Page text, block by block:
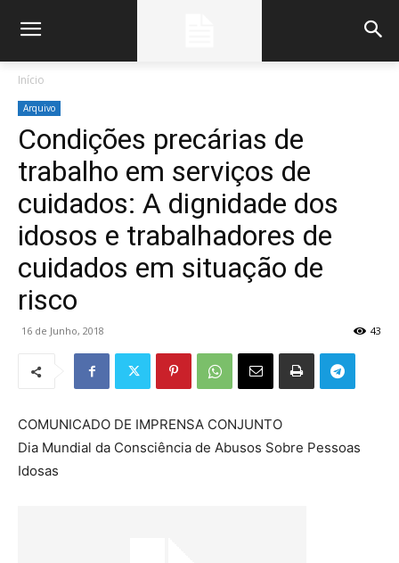
Início
Arquivo
Condições precárias de
trabalho em serviços de
cuidados: A dignidade dos
idosos e trabalhadores de
cuidados em situação de
risco
16 de Junho, 2018 43
COMUNICADO DE IMPRENSA CONJUNTO
Dia Mundial da Consciência de Abusos Sobre Pessoas
Idosas